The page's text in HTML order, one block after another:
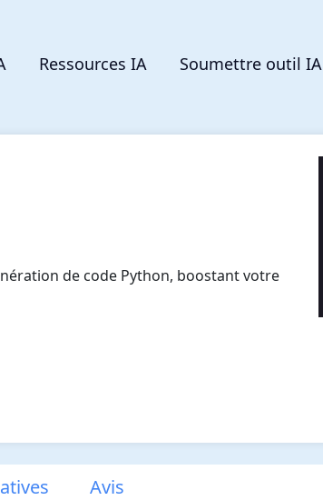
Ressources IA Soumettre outil IA
de code Python, boostant votre
Avis